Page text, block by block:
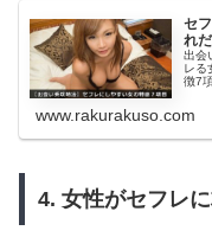
セ
れだ
出会
レる
徴7
www.rakurakuso.com
4. 女性がセフレ